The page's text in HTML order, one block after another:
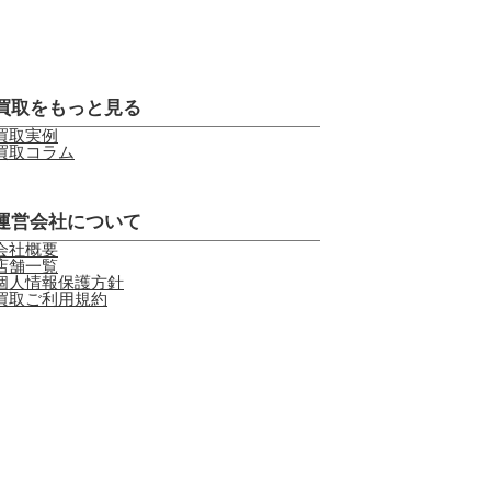
取をもっと見る
取実例
取コラム
営会社について
社概要
舗一覧
人情報保護方針
取ご利用規約